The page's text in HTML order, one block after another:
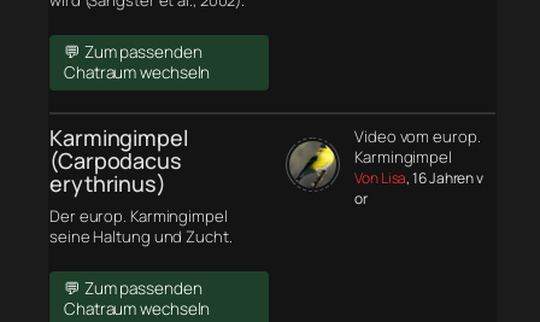
💬 Zum passenden
Chatraum wechseln
Karmingimpel
(Carpodacus
erythrinus)
Der europ. Karmingimpel
seine Haltung und Zucht.
💬 Zum passenden
Chatraum wechseln
Video vom europ.
Karmingimpel
Von Lisa, 16 Jahren v
or